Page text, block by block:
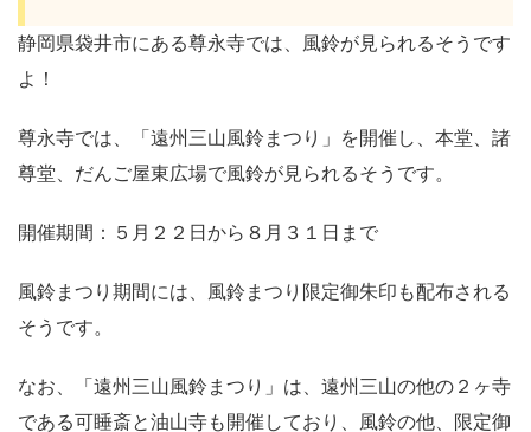
静岡県袋井市にある尊永寺では、風鈴が見られるそうです
よ！
尊永寺では、「遠州三山風鈴まつり」を開催し、本堂、諸
尊堂、だんご屋東広場で風鈴が見られるそうです。
開催期間：５月２２日から８月３１日まで
風鈴まつり期間には、風鈴まつり限定御朱印も配布される
そうです。
なお、「遠州三山風鈴まつり」は、遠州三山の他の２ヶ寺
である可睡斎と油山寺も開催しており、風鈴の他、限定御